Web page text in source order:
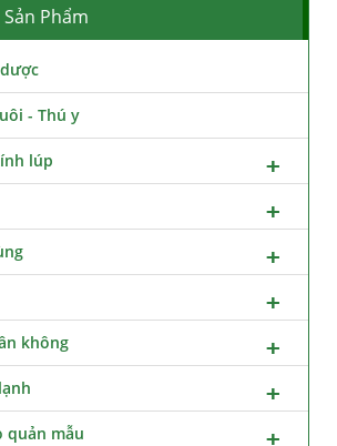
Phẩm
- Thú y
lúp
không
quản mẫu